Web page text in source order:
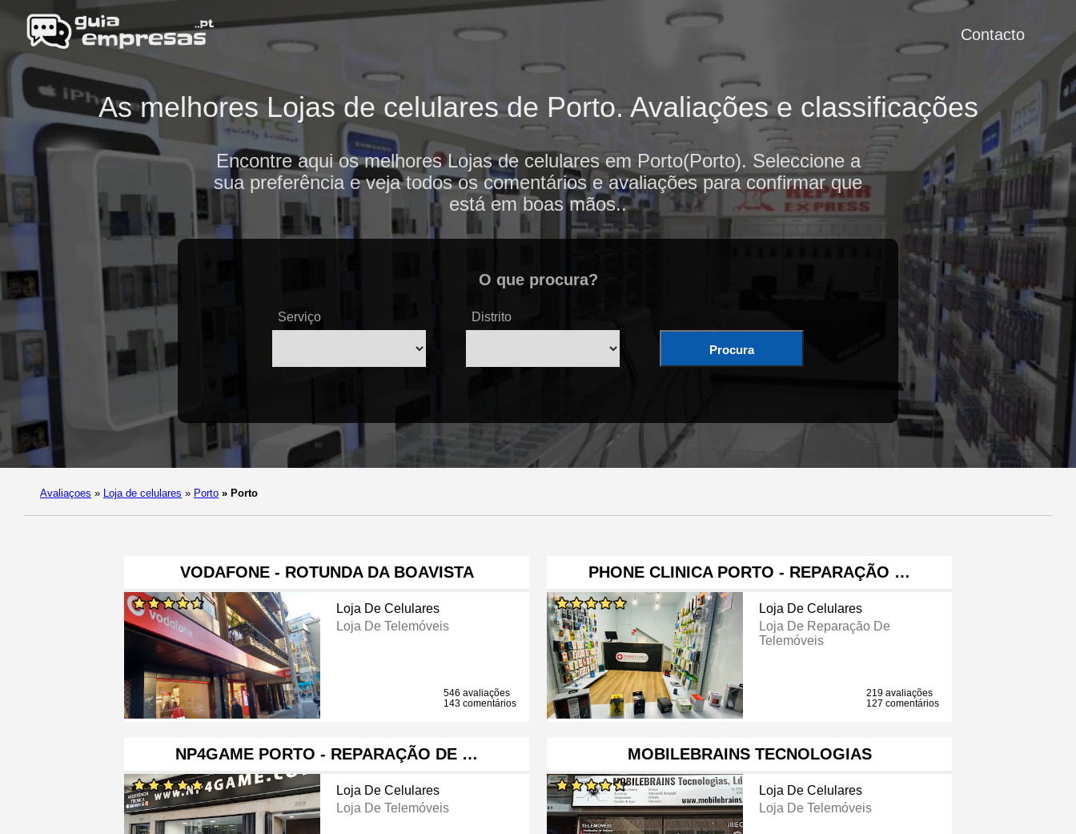
Contacto
As melhores Lojas de celulares de Porto. Avaliações e classificações
Encontre aqui os melhores Lojas de celulares em Porto(Porto). Seleccione a
sua preferência e veja todos os comentários e avaliações para confirmar que
está em boas mãos..
O que procura?
Serviço Distrito
Procura
Avaliaçoes » Loja de celulares » Porto » Porto
VODAFONE - ROTUNDA DA BOAVISTA
Loja De Celulares
Loja De Telemóveis
546 avaliações
143 comentários
PHONE CLINICA PORTO - REPARAÇÃO …
Loja De Celulares
Loja De Reparação De
Telemóveis
219 avaliações
127 comentários
NP4GAME PORTO - REPARAÇÃO DE …
Loja De Celulares
Loja De Telemóveis
MOBILEBRAINS TECNOLOGIAS
Loja De Celulares
Loja De Telemóveis